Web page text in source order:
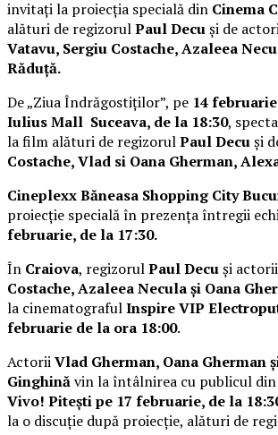
invitați la proiecția specială din Cinema
alături de regizorulPaul Decuși de
Vatavu, Sergiu Costache, Azaleea
Răduță.
De „Ziua Îndrăgostiților”, pe 14
Iulius Mall Suceava, de la 18:30,
la film alături de regizorulPaul Decuși
Costache, Vlad si Oana Gherman,
Cineplexx Băneasa Shopping City
proiecție specială în prezența întregii
februarie, de la 17:30.
În Craiova, regizorulPaul Decuși actorii
Costache, Azaleea Necula și Oana
la cinematografulInspire VIP
februarie de la ora 18:00.
ActoriiVlad Gherman, Oana Gherman
Ginghinăvin la întâlnirea cu publicul din
Vivo! Pitești pe 17 februarie, de la
la o discuție după proiecție, alături de